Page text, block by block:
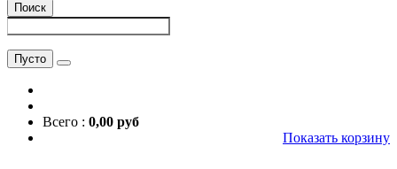
Поиск
Пусто
Всего : 0,00 руб
Показать корзину